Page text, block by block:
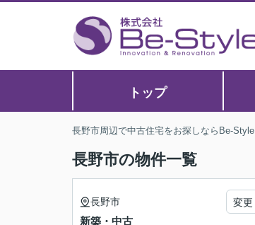
トップ
長野市周辺で中古住宅をお探しならBe-Style
長野市の物件一覧
長野市 変更
新築・中古